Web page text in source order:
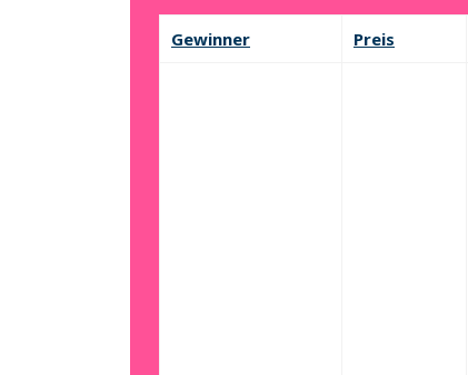
Daily Lucky Draw entries are
Winners will receive an official
Prizes must be claimed by 14
Attendance at the time of the
Please keep your confirmation
Gewinner Preis